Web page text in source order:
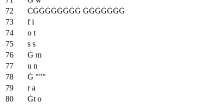
ĊĠĠĠĠĠĠĠĠ ĠĠĠĠĠĠĠ
f i
o t
s s
Ġ m
u n
Ġ """
r a
Ġt o